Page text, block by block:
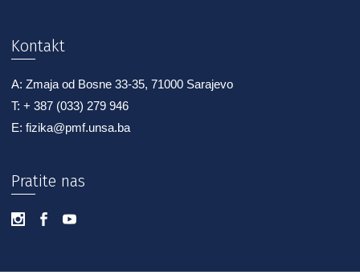
Kontakt
A: Zmaja od Bosne 33-35, 71000 Sarajevo
T: + 387 (033) 279 946
E: fizika@pmf.unsa.ba
Pratite nas